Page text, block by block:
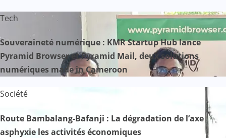
Tech
Souveraineté numérique : KMR Startup Hub lance
Pyramid Browser et Pyramid Mail, deux solutions
numériques made in Cameroon
Société
Route Bambalang-Bafanji : La dégradation de l’axe
asphyxie les activités économiques